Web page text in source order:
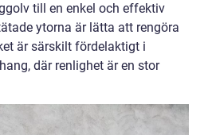
till en enkel och effektiv
ytorna är lätta att rengöra
är särskilt fördelaktigt i
där renlighet är en stor